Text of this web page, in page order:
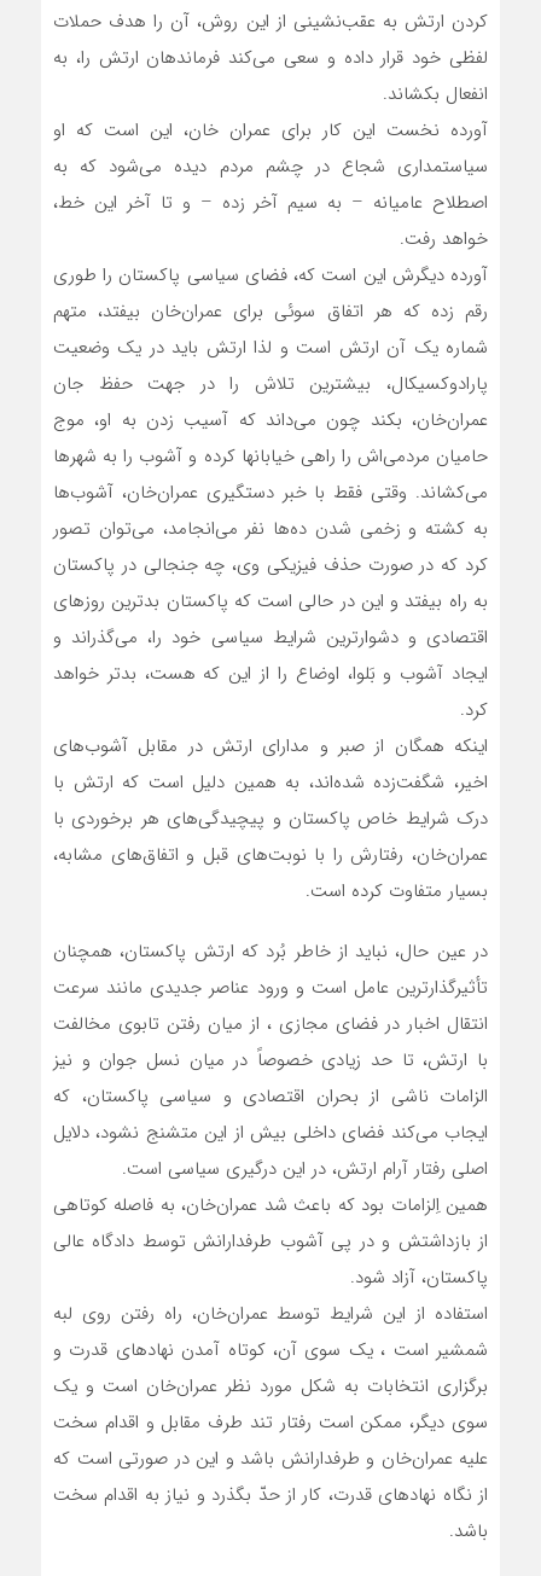
کردن ارتش به عقب‌نشینی از این روش، آن را هدف حملات
لفظی خود قرار داده و سعی می‌کند فرماندهان ارتش را، به
انفعال بکشاند.
آورده نخست این کار برای عمران خان، این است که او
سیاستمداری شجاع در چشم مردم دیده می‌شود که به
اصطلاح عامیانه – به سیم آخر زده – و تا آخر این خط،
خواهد رفت.
آورده دیگرش این است که، فضای سیاسی پاکستان را طوری
رقم زده که هر اتفاق سوئی برای عمران‌خان بیفتد، متهم
شماره یک آن ارتش است و لذا ارتش باید در یک وضعیت
پارادوکسیکال، بیشترین تلاش را در جهت حفظ جان
عمران‌خان، بکند چون می‌داند که آسیب زدن به او، موج
حامیان مردمی‌اش را راهی خیابانها کرده و آشوب را به شهرها
می‌کشاند. وقتی فقط با خبر دستگیری عمران‌خان، آشوب‌ها
به کشته و زخمی شدن ده‌ها نفر می‌انجامد، می‌توان تصور
کرد که در صورت حذف فیزیکی وی، چه جنجالی در پاکستان
به راه بیفتد و این در حالی است که پاکستان بدترین روزهای
اقتصادی و دشوارترین شرایط سیاسی خود را، می‌گذراند و
ایجاد آشوب و بَلوا، اوضاع را از این که هست، بدتر خواهد
کرد.
اینکه همگان از صبر و مدارای ارتش در مقابل آشوب‌های
اخیر، شگفت‌زده شده‌اند، به همین دلیل است که ارتش با
درک شرایط خاص پاکستان و پیچیدگی‌های هر برخوردی با
عمران‌خان، رفتارش را با نوبت‌های قبل و اتفاق‌های مشابه،
بسیار متفاوت کرده است.
در عین حال، نباید از خاطر بُرد که ارتش پاکستان، همچنان
تأثیرگذارترین عامل است و ورود عناصر جدیدی مانند سرعت
انتقال اخبار در فضای مجازی ، از میان رفتن تابوی مخالفت
با ارتش، تا حد زیادی خصوصاً در میان نسل جوان و نیز
الزامات ناشی از بحران اقتصادی و سیاسی پاکستان، که
ایجاب می‌کند فضای داخلی بیش از این متشنج نشود، دلایل
اصلی رفتار آرام ارتش، در این درگیری سیاسی است.
همین اِلزامات بود که باعث شد عمران‌خان، به فاصله کوتاهی
از بازداشتش و در پی آشوب طرفدارانش توسط دادگاه عالی
پاکستان، آزاد شود.
استفاده از این شرایط توسط عمران‌خان، راه رفتن روی لبه
شمشیر است ، یک سوی آن، کوتاه آمدن نهادهای قدرت و
برگزاری انتخابات به شکل مورد نظر عمران‌خان است و یک
سوی دیگر، ممکن است رفتار تند طرف مقابل و اقدام سخت
علیه عمران‌خان و طرفدارانش باشد و این در صورتی است که
از نگاه نهادهای قدرت، کار از حدّ بگذرد و نیاز به اقدام سخت
باشد.